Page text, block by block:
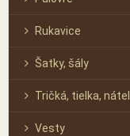
Rukavice
Šatky, šály
Tričká, tielka,
Vesty